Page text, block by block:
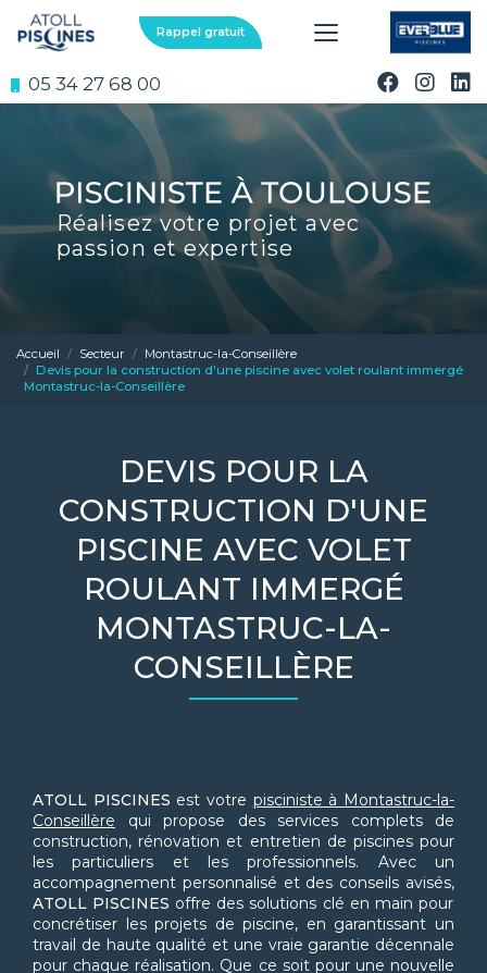
au
contenu
05 34 27 68 00
Rappel gratuit
Réalisez votre projet avec
passion et expertise
Accueil Secteur
Montastruc-la-Conseillère
Devis pour la construction d'une piscine avec volet roulant immergé
Montastruc-la-Conseillère
DEVIS POUR LA
CONSTRUCTION D'UNE
PISCINE AVEC VOLET
ROULANT IMMERGÉ
MONTASTRUC-LA-
CONSEILLÈRE
ATOLL PISCINES est votre pisciniste à Montastruc-la-
Conseillère qui propose des services complets de
construction, rénovation et entretien de piscines pour
les particuliers et les professionnels. Avec un
accompagnement personnalisé et des conseils avisés,
ATOLL PISCINES offre des solutions clé en main pour
concrétiser les projets de piscine, en garantissant un
travail de haute qualité et une vraie garantie décennale
pour chaque réalisation. Que ce soit pour une nouvelle